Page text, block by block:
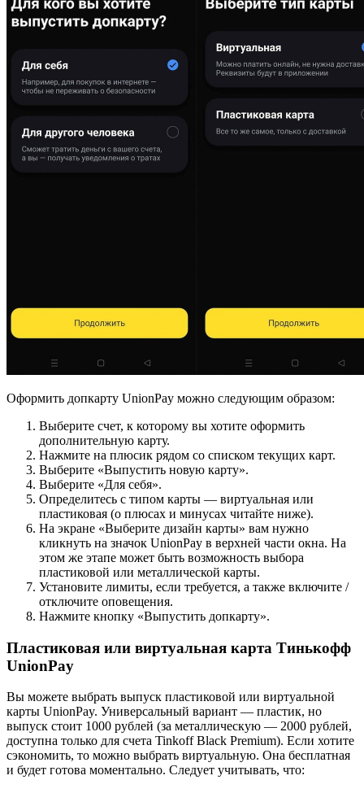
Оформить допкарту UnionPay можно следующим образом:
Выберите счет, к которому вы хотите оформить
дополнительную карту.
Нажмите на плюсик рядом со списком текущих карт.
Выберите «Выпустить новую карту».
Выберите «Для себя».
Определитесь с типом карты — виртуальная или
пластиковая (о плюсах и минусах читайте ниже).
На экране «Выберите дизайн карты» вам нужно
кликнуть на значок UnionPay в верхней части окна. На
этом же этапе может быть возможность выбора
пластиковой или металлической карты.
Установите лимиты, если требуется, а также включите /
отключите оповещения.
Нажмите кнопку «Выпустить допкарту».
Пластиковая или виртуальная карта Тинькофф
UnionPay
Вы можете выбрать выпуск пластиковой или виртуальной
карты UnionPay. Универсальный вариант — пластик, но
выпуск стоит 1000 рублей (за металлическую — 2000 рублей,
доступна только для счета Tinkoff Black Premium). Если хотите
сэкономить, то можно выбрать виртуальную. Она бесплатная
и будет готова моментально. Следует учитывать, что: